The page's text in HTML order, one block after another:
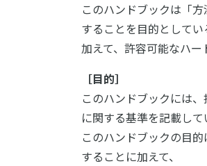
このハンドブックは「
することを目的としてい
加えて、許容可能なハ
［目的］
このハンドブックには
に関する基準を記載して
このハンドブックの目
することに加えて、